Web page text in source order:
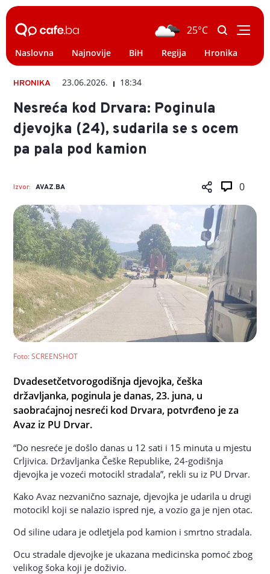
25°C
Naslovna Najnovije BiH Regija Hronika
HRONIKA 23.06.2026. 18:34
Nesreća kod Drvara: Poginula
djevojka (24), sudarila se s ocem
pa pala pod kamion
Izvor: AVAZ.BA 0
Foto: SCREENSHOT
Dvadesetčetvorogodišnja djevojka, češka
državljanka, poginula je danas, 23. juna, u
saobraćajnoj nesreći kod Drvara, potvrđeno je za
Avaz iz PU Drvar.
“Do nesreće je došlo danas u 12 sati i 15 minuta u mjestu
Crljivica. Državljanka Češke Republike, 24-godišnja
djevojka je vozeći motocikl stradala”, rekli su iz PU Drvar.
Kako Avaz nezvanično saznaje, djevojka je udarila u drugi
motocikl koji se nalazio ispred nje, a vozio ga je njen otac.
Od siline udara je odletjela pod kamion i smrtno stradala.
Ocu stradale djevojke je ukazana medicinska pomoć zbog
velikog šoka koji je doživio.